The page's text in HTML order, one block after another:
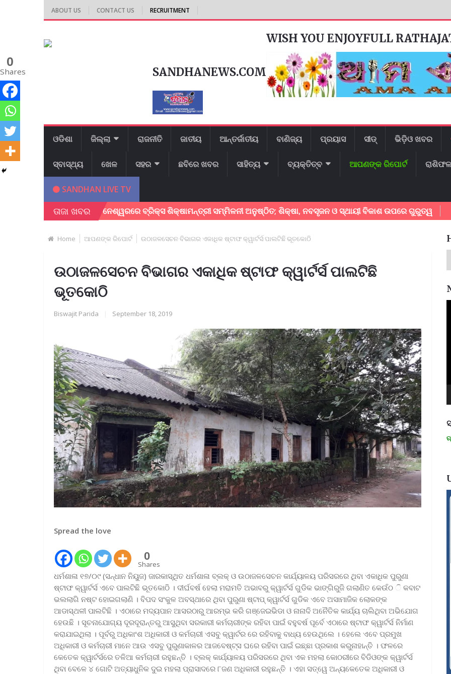
ABOUT US CONTACT US RECRUITMENT
WISH YOU ENJOYFULL
SANDHANEWS.COM
ଓଡିଶା ଜିଲ୍ଲା ରାଜନୀତି ଜାତୀୟ ଆନ୍ତର୍ଜାତୀୟ ବାଣିଜ୍ୟ ପ୍ରୟାସ ସୀଡ୍ ଭିଡ଼ିଓ ଖବର
ସ୍ବାସ୍ଥ୍ୟ ଖେଳ ସହର ଛବିରେ ଖବର ସାହିତ୍ୟ ବ୍ୟକ୍ତିତ୍ବ ଆପଣଙ୍କ ରିପୋର୍ଟ ରାଶିଫଳ
SANDHAN LIVE TV
ତାଜା ଖବର
ଭୁବନେଶ୍ୱରରେ ବ୍ରିକ୍ସ ଶିକ୍ଷାମନ୍ତ୍ରୀ ସମ୍ମିଳନୀ ଅନୁଷ୍ଠିତ; ଶିକ୍ଷା, ନବସୃଜନ ଓ ସ୍ଥାୟୀ ବିକାଶ ଉପରେ ଗୁରୁତ୍ୱ
Home ଆପଣଙ୍କ ରିପୋର୍ଟ ଉଠାଜଳସେଚନ ବିଭାଗର ଏକାଧିକ ଷ୍ଟାଫ କ୍ୱାର୍ଟର୍ସ ପାଲଟିଛି ଭୂତକୋଠି
ଉଠାଜଳସେଚନ ବିଭାଗର ଏକାଧିକ ଷ୍ଟାଫ କ୍ୱାର୍ଟର୍ସ ପାଲଟିଛି
ଭୂତକୋଠି
Biswajit Parida September 18, 2019
Spread the love
0
Shares
ଧର୍ମଶାଳା ୧୭/୦୯ (ସନ୍ଧାନ ନିୟୁଜ) ଜାରକାସ୍ଥିତ ଧର୍ମଶାଳା ବ୍ଲକ୍ ଓ ଉଠାଜଳସେଚନ କାର୍ଯ୍ୟାଳୟ ପରିସରରେ ଥିବା ଏକାଧିକ ପୁରୁଣା
ଷ୍ଟାଫ କ୍ୱାର୍ଟର୍ସ ଏବେ ପାଲଟିଛି ଭୂତକୋଠି । ଦୀର୍ଘବର୍ଷ ହେଲା ମରାମତି ଅଭାବରୁ କ୍ୱାର୍ଟର୍ସ ଗୁଡିକ ଭାଙ୍ଗିରୁଜି ଗଲାଣିତ କେଉଁଠ ି କବାଟ
ଭଲଲାଗି ନଷ୍ଟ ହୋଇଗଲାଣି । ବିପଦ ସଂକୁଳ ଅବସ୍ଥାରେ ଥିବା ପୁରୁଣା ଷ୍ଟାପ୍ କ୍ୱାର୍ଟର୍ସ ଗୁଡିକ ଏବେ ଅସାମାଜିକ ଲୋକଙ୍କ
ଆଡାସ୍ଥଳୀ ପାଲଟିଛି । ଏଠାରେ ମଦ୍ୟପାନ ଆସରଠାରୁ ଆରମ୍ଭ କରି ଗଞ୍ଜେଇଭିଡା ଓ ନାନାଦି ଅନୈତିକ କାର୍ଯ୍ୟ ଚାଲିଥିବା ଅଭିଯୋଗ
ହେଉଛି । ସୂଚନାଯୋଗ୍ୟ ଦୂରଦୂରାନ୍ତରୁ ଆସୁଥିବା ସରକାରୀ କର୍ମଚାରୀଙ୍କ ରହିବା ପାଇଁ ବହୁବର୍ଷ ପୂର୍ବେ ଏଠାରେ ଷ୍ଟାଫ କ୍ୱାର୍ଟର୍ସ ନିର୍ମାଣ
କରାଯାଇଥିଲା । ପୂର୍ବରୁ ଅଧିକାଂଶ ଅଧିକାରୀ ଓ କର୍ମଚାରୀ ଏସବୁ କ୍ୱାର୍ଟର ରେ ରହିବାକୁ ବାଧ୍ୟ ହେଉଥିଲେ । ହେଲେ ଏବେ ପ୍ରମୁଖ
ଅଧିକାରୀ ଓ କର୍ମଚାରୀ ମାନେ ଆଉ ଏସବୁ ପୁରୁଣାକାଳର ଆଜବେଷ୍ଟ୍ସ ଘରେ ରହିବା ପାଇଁ ଇଛ୍ଛା ପ୍ରକାଶ କରୁନାହାନ୍ତି । ଫଳରେ
କେତେକ କ୍ୱାର୍ଟର୍ସରେ ତଳିଆ କର୍ମଚାରୀ ରହୁଛନ୍ତି । ବ୍ଲକ୍ କାର୍ଯ୍ୟାଳୟ ପରିସରରେ ଥିବା ଏକ ମହଲା କୋଠରୀରେ ବିଡିଓଙ୍କ କ୍ୱାର୍ଟର୍ସ
ଥିବା ବେଳେ ୪ ଗୋଟି ଅତ୍ୟାଧୁନିକ ଦୁଇ ମହଲା ପ୍ରାସାଦରେ ୮ଜଣ ଅଧିକାରୀ ରହୁଛନ୍ତି । ଏହା ସତ୍ୱେ ଅନ୍ୟକେତେକ ଅଧିକାରୀ ଓ
0
Shares
ମନେ ପଡନ୍ତି: ସ୍ୱାଧୀନତା ସଂଗ୍ରାମୀ